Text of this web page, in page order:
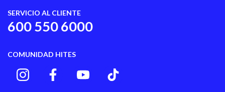
SERVICIO AL CLIENTE
600 550 6000
COMUNIDAD HITES